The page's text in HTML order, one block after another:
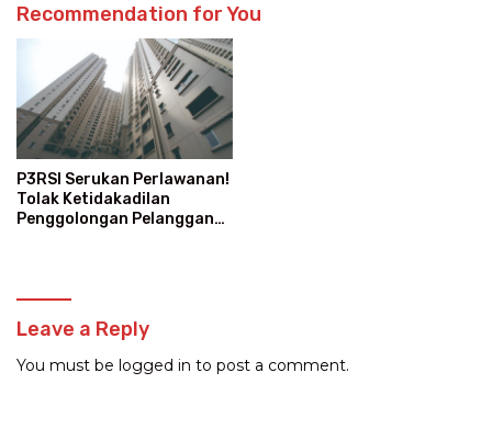
Recommendation for You
P3RSI Serukan Perlawanan!
Tolak Ketidakadilan
Penggolongan Pelanggan
Leave a Reply
You must be logged in to post a comment.